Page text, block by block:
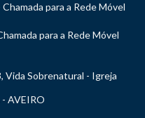
para a Rede Móvel
para a Rede Móvel
Vida Sobrenatural - Igreja
AVEIRO